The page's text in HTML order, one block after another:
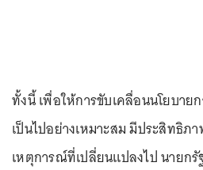
ทั้งนี้ เพื่อให้การขับเคลื่อนนโยบา
เป็นไปอย่างเหมาะสม มีประสิทธิ
เหตุการณ์ที่เปลี่ยนแปลงไป นายก